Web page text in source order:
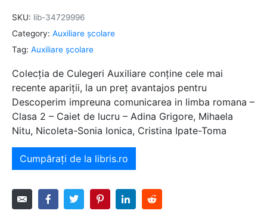
SKU: lib-34729996
Category: Auxiliare şcolare
Tag: Auxiliare şcolare
Colecția de Culegeri Auxiliare conține cele mai
recente apariții, la un preț avantajos pentru
Descoperim impreuna comunicarea in limba romana –
Clasa 2 – Caiet de lucru – Adina Grigore, Mihaela
Nitu, Nicoleta-Sonia Ionica, Cristina Ipate-Toma
Cumpărați de la libris.ro